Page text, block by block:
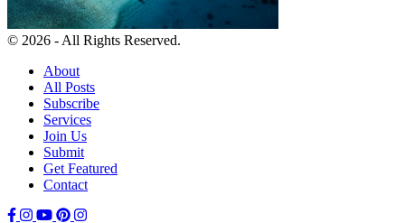
© 2026 - All Rights Reserved.
About
All Posts
Subscribe
Services
Join Us
Submit
Get Featured
Contact